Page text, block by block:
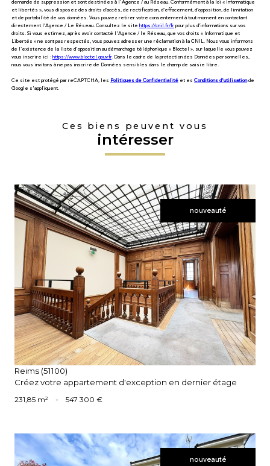
demande de suppression et sont destinées à l'Agence / au Réseau. Conformément à la loi « informatique
et libertés », vous disposez des droits d’accès, de rectification, d’effacement, d’opposition, de limitation
et de portabilité de vos données. Vous pouvez retirer votre consentement à tout moment en contactant
directement l’Agence / Le Réseau. Consultez le site https://cnil.fr/frpour plus d’informations sur vos
droits. Si vous estimez, après avoir contacté l'Agence / le Réseau, que vos droits « Informatique et
Libertés » ne sont pas respectés, vous pouvez adresser une réclamation à la CNIL. Nous vous informons
de l’existence de la liste d'opposition au démarchage téléphonique « Bloctel », sur laquelle vous pouvez
vous inscrire ici :https://www.bloctel.gouv.fr. Dans le cadre de la protection des Données personnelles,
nous vous invitons à ne pas inscrire de Données sensibles dans le champ de saisie libre.
Ce site est protégé par reCAPTCHA, les Politiques de Confidentialité et es Conditions d'utilisationde
Google s'appliquent.
Ces biens peuvent vous
intéresser
nouveauté
voir le bien
Reims (51100)
Créez votre appartement d'exception en dernier étage
231,85 m² - 547 300 €
nouveauté